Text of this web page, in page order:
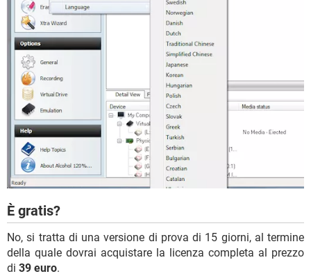
È gratis?
No, si tratta di una versione di prova di 15 giorni, al termine
della quale dovrai acquistare la licenza completa al prezzo
di 39 euro.